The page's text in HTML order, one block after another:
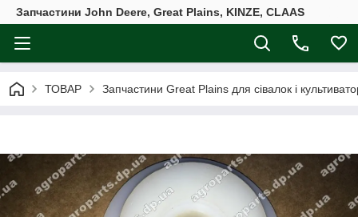
Запчастини John Deere, Great Plains, KINZE, CLAAS
ТОВАР Запчастини Great Plains для сівалок і